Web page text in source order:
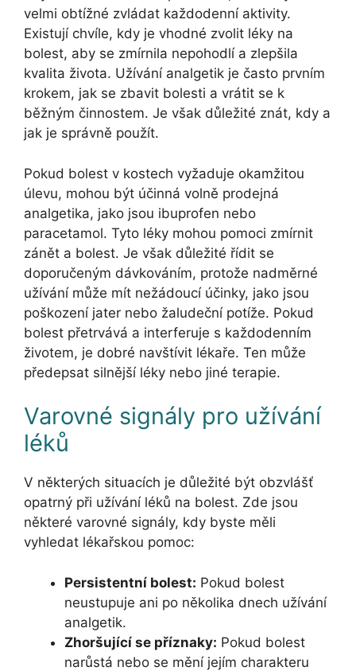
velmi obtížné zvládat každodenní aktivity.
Existují chvíle, kdy je vhodné zvolit léky na
bolest, aby se zmírnila nepohodlí a zlepšila
kvalita života. Užívání analgetik je často prvním
krokem, jak se zbavit bolesti a vrátit se k
běžným činnostem. Je však důležité znát, kdy a
jak je správně použít.
Pokud bolest v kostech vyžaduje okamžitou
úlevu, mohou být účinná volně prodejná
analgetika, jako jsou ibuprofen nebo
paracetamol. Tyto léky mohou pomoci zmírnit
zánět a bolest. Je však důležité řídit se
doporučeným dávkováním, protože nadměrné
užívání může mít nežádoucí účinky, jako jsou
poškození jater nebo žaludeční potíže. Pokud
bolest přetrvává a interferuje s každodenním
životem, je dobré navštívit lékaře. Ten může
předepsat silnější léky nebo jiné terapie.
Varovné signály pro užívání
léků
V některých situacích je důležité být obzvlášť
opatrný při užívání léků na bolest. Zde jsou
některé varovné signály, kdy byste měli
vyhledat lékařskou pomoc:
Persistentní bolest: Pokud bolest
neustupuje ani po několika dnech užívání
analgetik.
Zhoršující se příznaky: Pokud bolest
narůstá nebo se mění jejím charakteru